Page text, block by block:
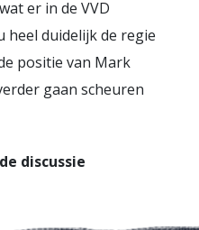
er in de VVD
heel duidelijk de regie
positie van Mark
gaan scheuren
discussie